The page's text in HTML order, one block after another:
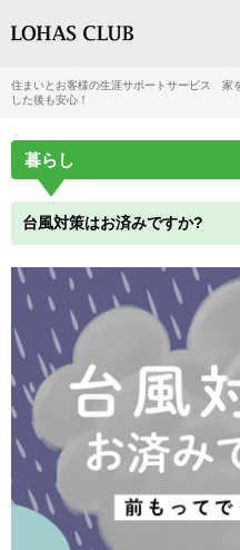
住まいとお客様の生涯サポートサービス 家
した後も安心！
暮らし
台風対策はお済みですか?